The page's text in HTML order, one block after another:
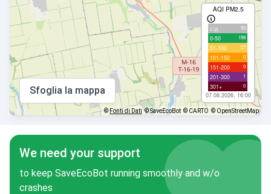
AQI PM2.5
с/д 93
0-50 198
51-100 57
101-150 0
151-200 0
201-300 1
301+ 0
07.08.2026, 16:00
Sfoglia la mappa
©Fonti di Dati © SaveEcoBot © CARTO © OpenStreetMap
We need your support
to keep SaveEcoBot running smoothly and w/o
crashes